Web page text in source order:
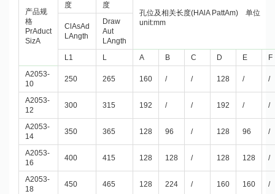
产品规
格
PrAduct
SizA
度
度
孔位及相关长度(HAlA PattAm) 单位
unit:mm
ClAsAd
LAngth
Draw
Aut
LAngth
L1
L A B C D E
F
A2053-
10
250 265 160 / / 128 / /
A2053-
12
300 315 192 / / 192 / /
A2053-
14
350 365 128 96 / 128 96 /
A2053-
16
400 415 128 128 / 128 128 /
A2053-
18
450 465 128 224 / 160 160 /